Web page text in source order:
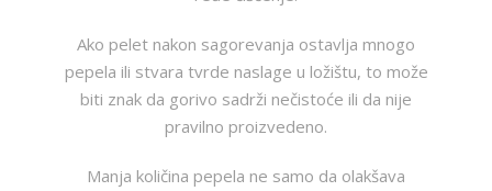
Ako pelet nakon sagorevanja ostavlja mnogo
pepela ili stvara tvrde naslage u ložištu, to može
biti znak da gorivo sadrži nečistoće ili da nije
pravilno proizvedeno.
Manja količina pepela ne samo da olakšava